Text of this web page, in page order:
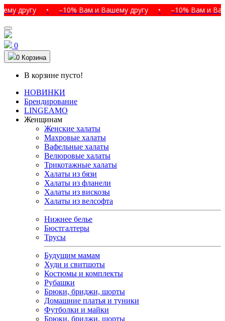
• –10% Вам и Вашему другу • –10% Вам и Вашему
0
0 Корзина
В корзине пусто!
НОВИНКИ
Брендирование
LINGEAMO
Женщинам
Женские халаты
Махровые халаты
Вафельные халаты
Велюровые халаты
Трикотажные халаты
Халаты из бязи
Халаты из фланели
Халаты из вискозы
Халаты из велсофта
Нижнее белье
Бюстгалтеры
Трусы
Будущим мамам
Худи и свитшоты
Костюмы и комплекты
Рубашки
Брюки, бриджи, шорты
Домашние платья и туники
Футболки и майки
Брюки, бриджи, шорты